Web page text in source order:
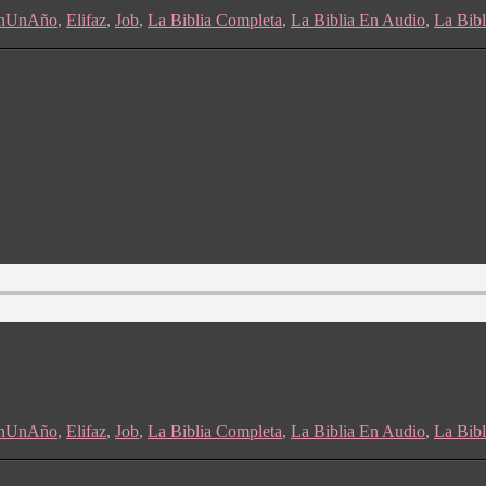
, Elifaz, Job, La Biblia Completa, La Biblia En Audio, La
, Elifaz, Job, La Biblia Completa, La Biblia En Audio, La